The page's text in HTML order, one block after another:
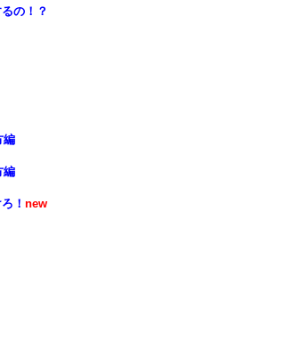
の！？
編
編
！ new